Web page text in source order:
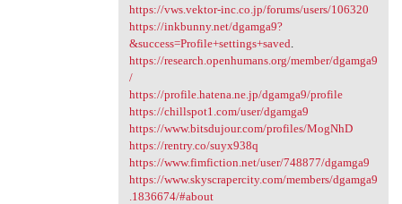
https://vws.vektor-inc.co.jp/forums/users/106320
https://inkbunny.net/dgamga9?
&success=Profile+settings+saved
https://research.openhumans.org/member/dgamga9
/
https://profile.hatena.ne.jp/dgamga9/profile
https://chillspot1.com/user/dgamga9
https://www.bitsdujour.com/profiles/MogNhD
https://rentry.co/suyx938q
https://www.fimfiction.net/user/748877/dgamga9
https://www.skyscrapercity.com/members/dgamga9
.1836674/#about